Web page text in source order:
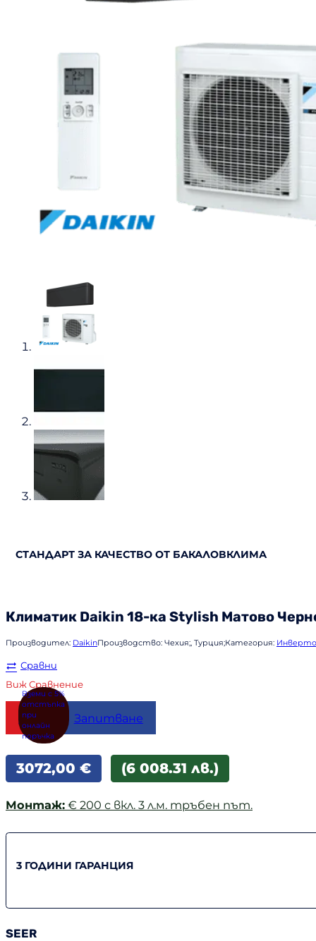
СТАНДАРТ ЗА КАЧЕСТВО ОТ БАКАЛОВКЛИМА
Климатик Daikin 18-ка Stylish Матово
Производител: DaikinПроизводство: Чехия;, Турция;Категория:
Сравни
Виж Сравнение
Купи Запитване
3072,00 € (6 008.31 лв.)
Монтаж: € 200 с вкл. 3 л.м. тръбен път.
3 ГОДИНИ ГАРАНЦИЯ
SEER